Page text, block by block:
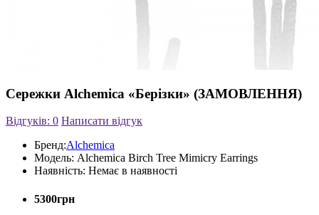
Сережки Alchemica «Берізки» (ЗАМОВЛЕННЯ)
Відгуків: 0 Написати відгук
Бренд:Alchemica
Модель: Alchemica Birch Tree Mimicry Earrings
Наявність: Немає в наявності
5300грн